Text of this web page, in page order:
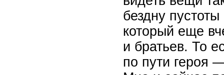
бездну
который еще
и братьев. То
по пути героя